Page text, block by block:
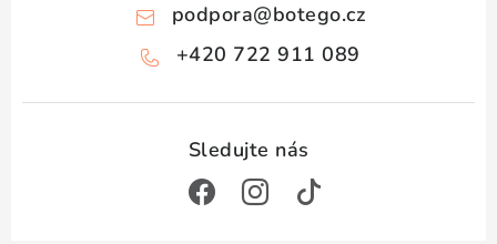
podpora@botego.cz
+420 722 911 089